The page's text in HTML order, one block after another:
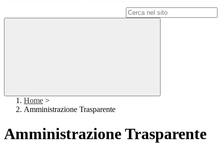
Home >
Amministrazione Trasparente
Amministrazione Trasparente